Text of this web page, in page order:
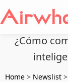
¿Cómo
Home > Newslist >